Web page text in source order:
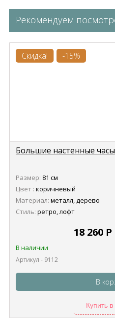
Рекомендуем
Скидка! -15%
Большие настенные
Размер: 81 см
Цвет : коричневый
Материал: металл, дерево
Стиль: ретро, лофт
18 260 Р
В наличии
Артикул - 9112
В
Купить в